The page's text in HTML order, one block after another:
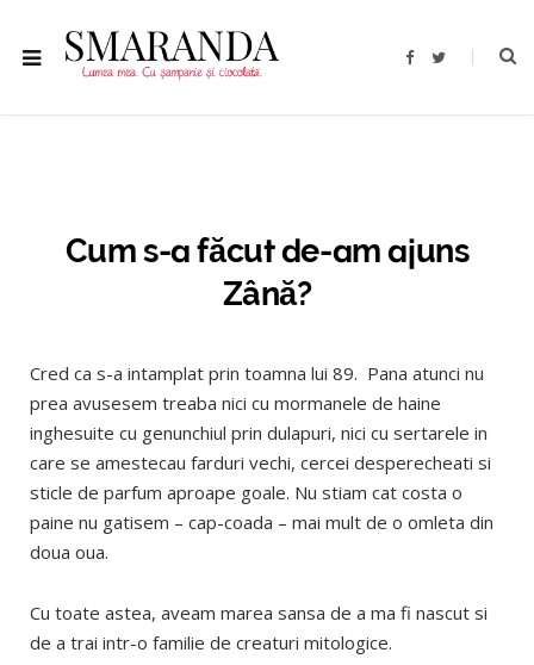
F
T
Cum s-a făcut de-am ajuns
Zână?
Cred ca s-a intamplat prin toamna lui 89. Pana atunci nu
prea avusesem treaba nici cu mormanele de haine
inghesuite cu genunchiul prin dulapuri, nici cu sertarele in
care se amestecau farduri vechi, cercei desperecheati si
sticle de parfum aproape goale. Nu stiam cat costa o
paine nu gatisem – cap-coada – mai mult de o omleta din
doua oua.
Cu toate astea, aveam marea sansa de a ma fi nascut si
de a trai intr-o familie de creaturi mitologice.